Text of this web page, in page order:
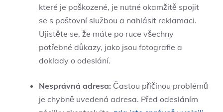
které je poškozené, je nutné okamžitě spojit
se s poštovní službou a nahlásit reklamaci.
Ujistěte se, že máte po ruce všechny
potřebné důkazy, jako jsou fotografie a
doklady o odeslání.
Nesprávná adresa: Častou příčinou problémů
je chybně uvedená adresa. Před odesláním